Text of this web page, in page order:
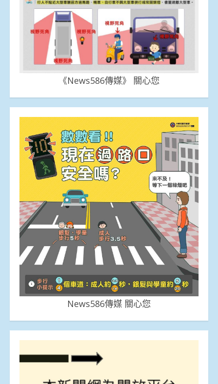
《News586傳媒》 關心您
News586傳媒 關心您